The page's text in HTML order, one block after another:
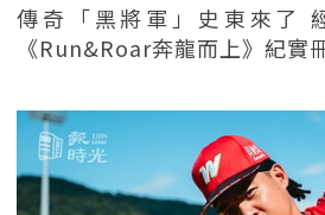
傳奇「黑將軍」史東來了
《Run&Roar奔龍而上》紀實